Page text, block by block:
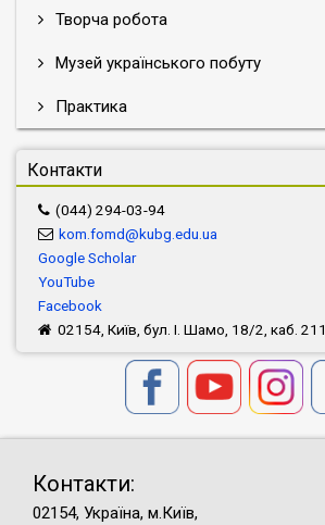
Творча робота
Музей українського побуту
Практика
Контакти
(044) 294-03-94
kom.fomd@kubg.edu.ua
Google Scholar
YouTube
Facebook
02154, Київ, бул. І. Шамо, 18/2, каб. 211
Контакти:
02154, Україна, м.Київ,